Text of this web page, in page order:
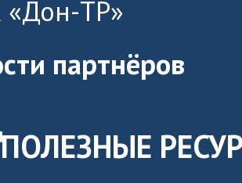
«Дон-ТР»
партнёров